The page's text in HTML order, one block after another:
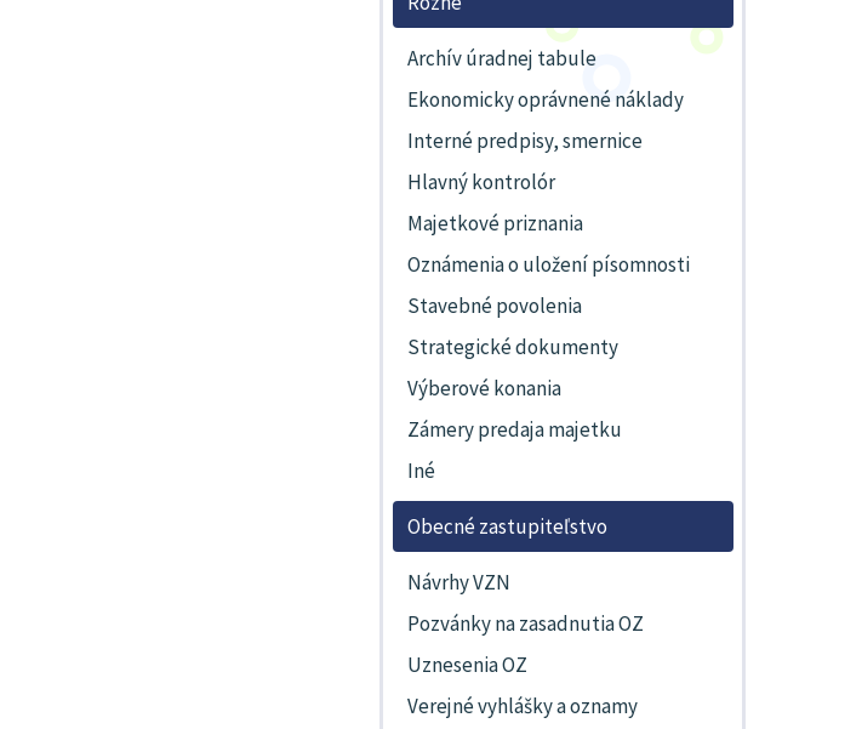
Archív úradnej tabule
Ekonomicky oprávnené náklady
Interné predpisy, smernice
Hlavný kontrolór
Majetkové priznania
Oznámenia o uložení písomnosti
Stavebné povolenia
Strategické dokumenty
Výberové konania
Zámery predaja majetku
Iné
Obecné zastupiteľstvo
Návrhy VZN
Pozvánky na zasadnutia OZ
Uznesenia OZ
Verejné vyhlášky a oznamy